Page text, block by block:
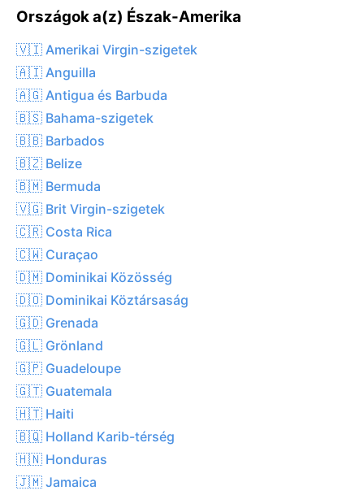
Országok a(z) Észak-Amerika
🇻🇮 Amerikai Virgin-szigetek
🇦🇮 Anguilla
🇦🇬 Antigua és Barbuda
🇧🇸 Bahama-szigetek
🇧🇧 Barbados
🇧🇿 Belize
🇧🇲 Bermuda
🇻🇬 Brit Virgin-szigetek
🇨🇷 Costa Rica
🇨🇼 Curaçao
🇩🇲 Dominikai Közösség
🇩🇴 Dominikai Köztársaság
🇬🇩 Grenada
🇬🇱 Grönland
🇬🇵 Guadeloupe
🇬🇹 Guatemala
🇭🇹 Haiti
🇧🇶 Holland Karib-térség
🇭🇳 Honduras
🇯🇲 Jamaica